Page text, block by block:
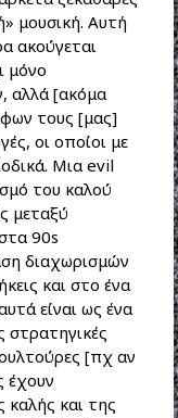
μουσική. Αυτή
ακούγεται
μόνο
αλλά [ακόμα
τους [μας]
οι οποίοι με
Μια evil
του καλού
μεταξύ
90s
διαχωρισμών
και στο ένα
είναι ως ένα
στρατηγικές
[πχ αν
έχουν
καλής και της